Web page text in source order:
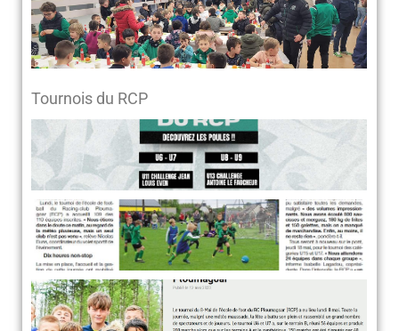
Tournois du RCP